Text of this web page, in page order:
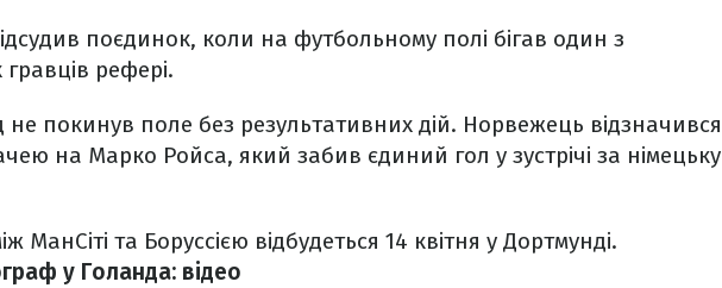
поєдинок, коли на футбольному полі бігав один з
рефері.
покинув поле без результативних дій. Норвежець відзначився
на Марко Ройса, який забив єдиний гол у зустрічі за німецьку
МанСіті та Боруссією відбудеться 14 квітня у Дортмунді.
у Голанда: відео